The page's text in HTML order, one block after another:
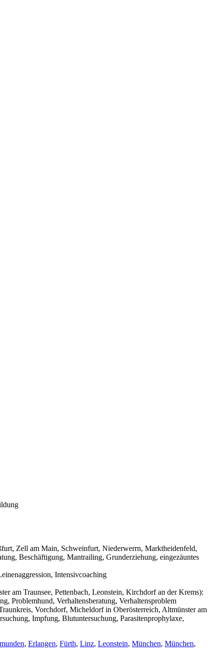
Zell am Main, Schweinfurt, Niederwerrn, Marktheidenfeld,
Beschäftigung, Mantrailing, Grunderziehung, eingezäuntes
Intensivcoaching
am Traunsee, Pettenbach, Leonstein, Kirchdorf an der Krems):
Problemhund, Verhaltensberatung, Verhaltensproblem
Vorchdorf, Micheldorf in Oberösterreich, Altmünster am
Impfung, Blutuntersuchung, Parasitenprophylaxe,
, Erlangen, Fürth, Linz, Leonstein, München, München,